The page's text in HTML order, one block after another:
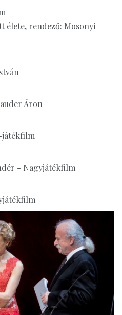
élete, rendező: Mosonyi
Áron
játékfilm
- Nagyjátékfilm